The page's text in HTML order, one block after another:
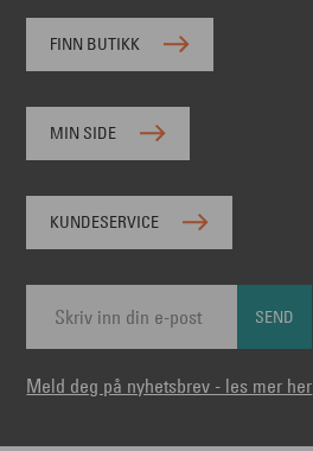
FINN BUTIKK
MIN SIDE
KUNDESERVICE
SEND
Meld deg på nyhetsbrev - les mer her